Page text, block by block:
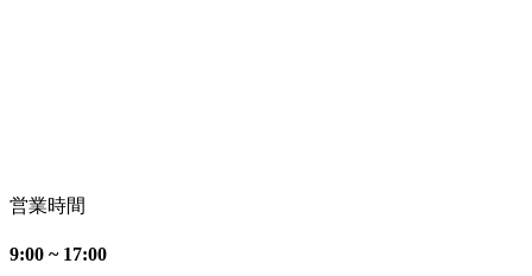
営業時間
9:00 ~ 17:00